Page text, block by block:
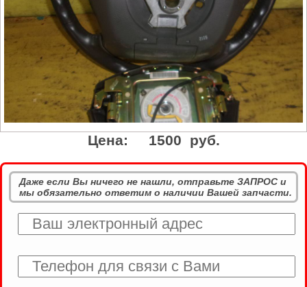
Цена: 1500 руб.
Даже если Вы ничего не нашли, отправьте ЗАПРОС и
мы обязательно ответим о наличии Вашей запчасти.